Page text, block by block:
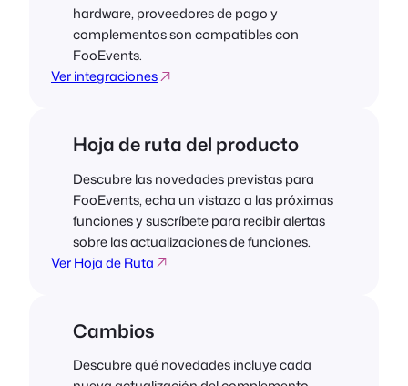
hardware, proveedores de pago y
complementos son compatibles con
FooEvents.
Ver integraciones
Hoja de ruta del producto
Descubre las novedades previstas para
FooEvents, echa un vistazo a las próximas
funciones y suscríbete para recibir alertas
sobre las actualizaciones de funciones.
Ver Hoja de Ruta
Cambios
Descubre qué novedades incluye cada